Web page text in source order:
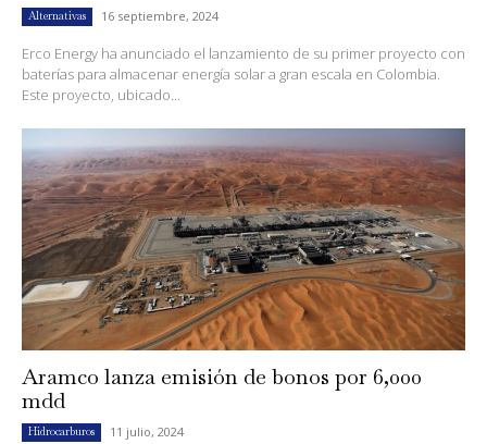
Alternativas 16 septiembre, 2024
Erco Energy ha anunciado el lanzamiento de su primer proyecto con
baterías para almacenar energía solar a gran escala en Colombia.
Este proyecto, ubicado...
Aramco lanza emisión de bonos por 6,000
mdd
Hidrocarburos 11 julio, 2024